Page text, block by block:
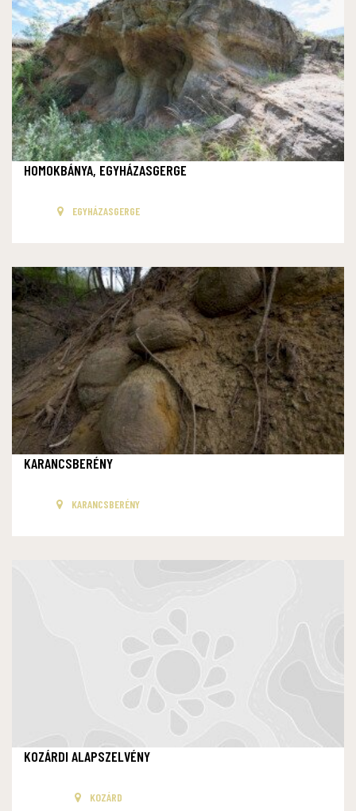
HOMOKBÁNYA, EGYHÁZASGERGE
EGYHÁZASGERGE
KARANCSBERÉNY
KARANCSBERÉNY
KOZÁRDI ALAPSZELVÉNY
KOZÁRD